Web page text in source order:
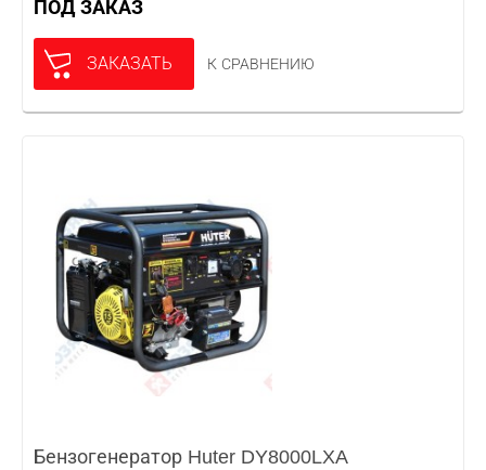
ПОД ЗАКАЗ
ЗАКАЗАТЬ К СРАВНЕНИЮ
Бензогенератор Huter DY8000LXA